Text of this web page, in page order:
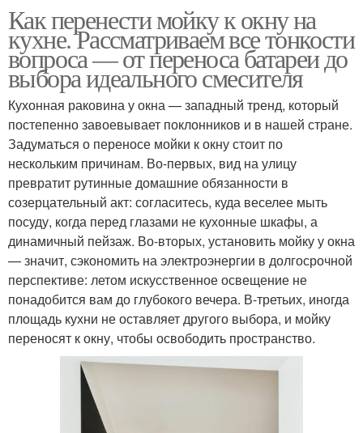
Как перенести мойку к окну на
кухне. Рассматриваем все тонкости
вопроса — от переноса батареи до
выбора идеального смесителя
Кухонная раковина у окна — западный тренд, который
постепенно завоевывает поклонников и в нашей стране.
Задуматься о переносе мойки к окну стоит по
нескольким причинам. Во-первых, вид на улицу
превратит рутинные домашние обязанности в
созерцательный акт: согласитесь, куда веселее мыть
посуду, когда перед глазами не кухонные шкафы, а
динамичный пейзаж. Во-вторых, установить мойку у окна
— значит, сэкономить на электроэнергии в долгосрочной
перспективе: летом искусственное освещение не
понадобится вам до глубокого вечера. В-третьих, иногда
площадь кухни не оставляет другого выбора, и мойку
переносят к окну, чтобы освободить пространство.